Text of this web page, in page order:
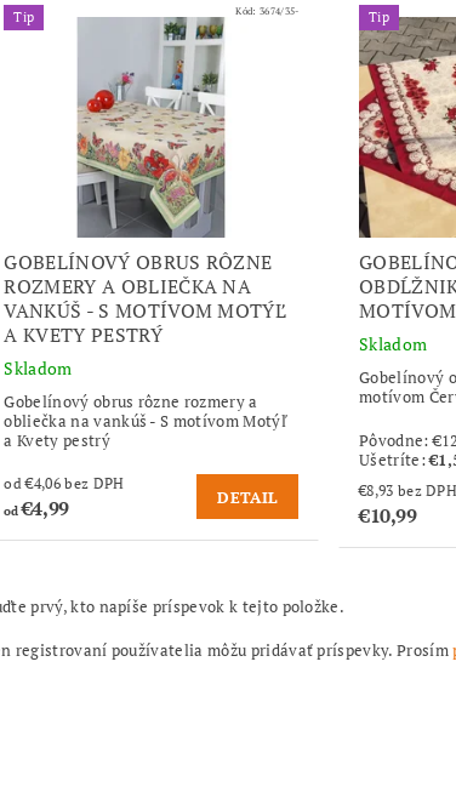
Tip Kód: 3674/35-
GOBELÍNOVÝ OBRUS RÔZNE
ROZMERY A OBLIEČKA NA
VANKÚŠ - S MOTÍVOM MOTÝĽ
A KVETY PESTRÝ
Skladom
Gobelínový obrus rôzne rozmery a
obliečka na vankúš - S motívom Motýľ
a Kvety pestrý
od €4,06 bez DPH
od€4,99 DETAIL
Tip
Skladom
Gobelínový
motívom
Pôvodne:
Ušetríte:
€8,93 bez DPH
€10,99
prvý, kto napíše príspevok k tejto položke.
registrovaní používatelia môžu pridávať príspevky. Prosím